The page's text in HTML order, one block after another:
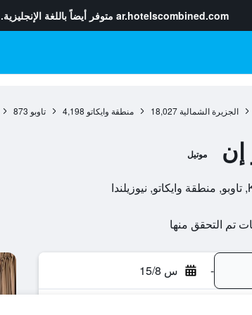
ar.hotelscombined.com متوفر أيضاً باللغة الإنجليزية.
الجزيرة الشمالية 18,027 منطقة وايكاتو 4,198 تاوبو 873
إن موتيل
- س 15/8